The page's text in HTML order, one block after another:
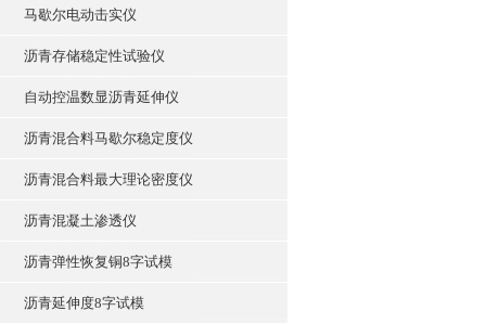
马歇尔电动击实仪
沥青存储稳定性试验仪
自动控温数显沥青延伸仪
沥青混合料马歇尔稳定度仪
沥青混合料最大理论密度仪
沥青混凝土渗透仪
沥青弹性恢复铜8字试模
沥青延伸度8字试模